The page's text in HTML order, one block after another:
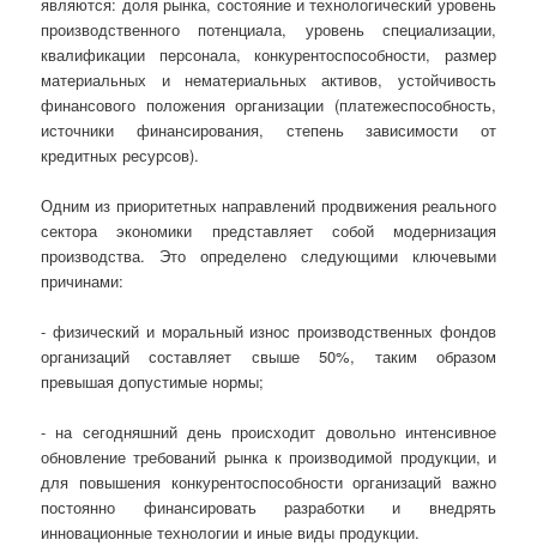
производственного потенциала, уровень специализации,
квалификации персонала, конкурентоспособности, размер
материальных и нематериальных активов, устойчивость
финансового положения организации (платежеспособность,
источники финансирования, степень зависимости от
кредитных ресурсов).
Одним из приоритетных направлений продвижения реального
сектора экономики представляет собой модернизация
производства. Это определено следующими ключевыми
причинами:
- физический и моральный износ производственных фондов
организаций составляет свыше 50%, таким образом
превышая допустимые нормы;
- на сегодняшний день происходит довольно интенсивное
обновление требований рынка к производимой продукции, и
для повышения конкурентоспособности организаций важно
постоянно финансировать разработки и внедрять
инновационные технологии и иные виды продукции.